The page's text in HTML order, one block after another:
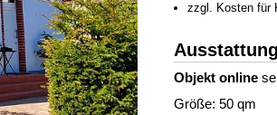
zzgl. Kosten für
Ausstattung
Objekt online
Größe: 50 qm